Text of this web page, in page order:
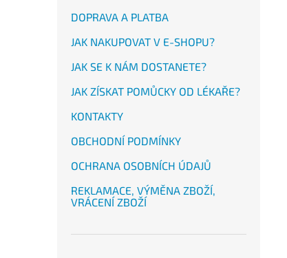
DOPRAVA A PLATBA
JAK NAKUPOVAT V E-SHOPU?
JAK SE K NÁM DOSTANETE?
JAK ZÍSKAT POMŮCKY OD LÉKAŘE?
KONTAKTY
OBCHODNÍ PODMÍNKY
OCHRANA OSOBNÍCH ÚDAJŮ
REKLAMACE, VÝMĚNA ZBOŽÍ,
VRÁCENÍ ZBOŽÍ